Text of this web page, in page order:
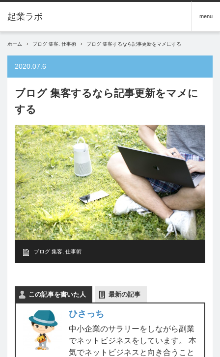
menu
ホーム ブログ 集客 仕事術 ブログ 集客するなら記事更新をマメにする
2020.07.6
ブログ 集客するなら記事更新をマメに
する
ブログ 集客 仕事術
この記事を書いた人 最新の記事
ひさっち
中小企業のサラリーをしながら副業
でネットビジネスをしています。 本
気でネットビジネスと向き合うこと